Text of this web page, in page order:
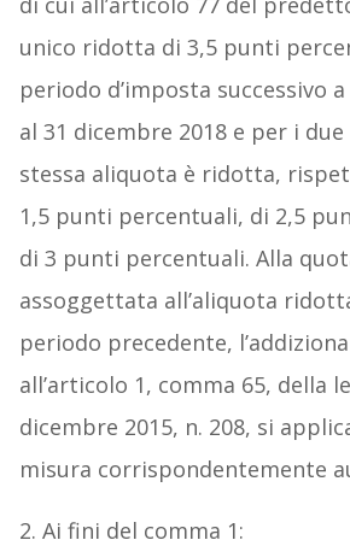
unico ridotta di 3,5 punti
periodo d’imposta successivo
al 31 dicembre 2018 e per i due
stessa aliquota è ridotta,
1,5 punti percentuali, di 2,5
di 3 punti percentuali. Alla
assoggettata all’aliquota
periodo precedente,
all’articolo 1, comma 65, della
dicembre 2015, n. 208, si
misura corrispondentemente
2. Ai fini del comma 1: